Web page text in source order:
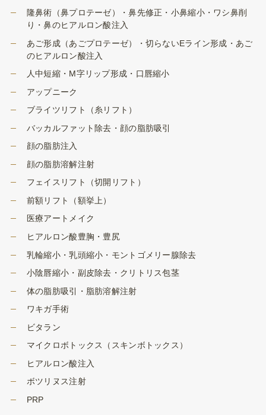
隆鼻術（鼻プロテーゼ）・鼻先修正・小鼻縮小・ワシ鼻削
り・鼻のヒアルロン酸注入
あご形成（あごプロテーゼ）・切らないEライン形成・あご
のヒアルロン酸注入
人中短縮・M字リップ形成・口唇縮小
アップニーク
ブライツリフト（糸リフト）
バッカルファット除去・顔の脂肪吸引
顔の脂肪注入
顔の脂肪溶解注射
フェイスリフト（切開リフト）
前額リフト（額挙上）
医療アートメイク
ヒアルロン酸豊胸・豊尻
乳輪縮小・乳頭縮小・モントゴメリー腺除去
小陰唇縮小・副皮除去・クリトリス包茎
体の脂肪吸引・脂肪溶解注射
ワキガ手術
ビタラン
マイクロボトックス（スキンボトックス）
ヒアルロン酸注入
ボツリヌス注射
PRP